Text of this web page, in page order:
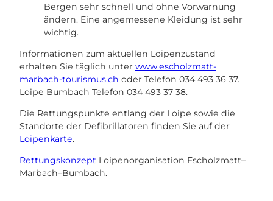
Bergen sehr schnell und ohne Vorwarnung
ändern. Eine angemessene Kleidung ist sehr
wichtig.
Informationen zum aktuellen Loipenzustand
erhalten Sie täglich unter www.escholzmatt-
marbach-tourismus.ch oder Telefon 034 493 36 37.
Loipe Bumbach Telefon 034 493 37 38.
Die Rettungspunkte entlang der Loipe sowie die
Standorte der Defibrillatoren finden Sie auf der
Loipenkarte.
Rettungskonzept Loipenorganisation Escholzmatt–
Marbach–Bumbach.